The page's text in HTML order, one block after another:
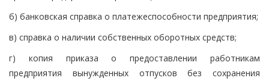
б) банковская справка о платежеспособности предприятия;
в) справка о наличии собственных оборотных средств;
г) копия приказа о предоставлении работникам
предприятия вынужденных отпусков без сохранения